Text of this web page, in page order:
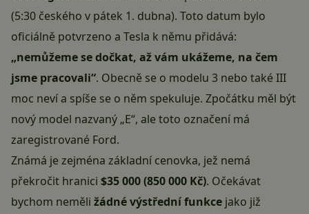
(5:30 českého v pátek 1. dubna). Toto datum bylo
oficiálně potvrzeno a Tesla k němu přidává:
„nemůžeme se dočkat, až vám ukážeme, na čem
jsme pracovali“. Obecně se o modelu 3 nebo také III
moc neví a spíše se o něm spekuluje. Zpočátku měl být
nový model nazvaný „E“, ale toto označení má
zaregistrované Ford.
Známá je zejména základní cenovka, jež nemá
překročit hranici $35 000 (850 000 Kč). Očekávat
bychom neměli žádné výstřední funkce jako již